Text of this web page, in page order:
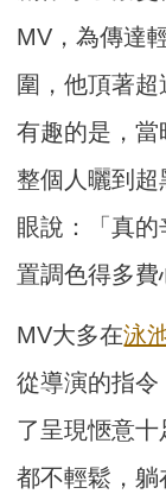
MV，為傳達
圍，他頂著超
有趣的是，當
整個人曬到
眼說：「真
置調色得多費
MV大多在泳
從導演的指
了呈現愜意
都不輕鬆，躺